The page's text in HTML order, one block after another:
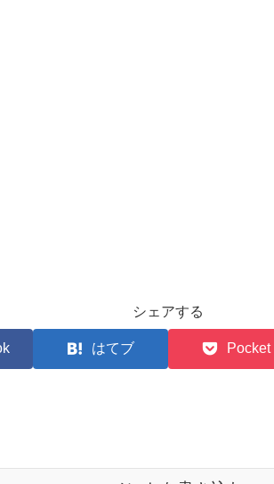
シェアする
はてブ Pocket